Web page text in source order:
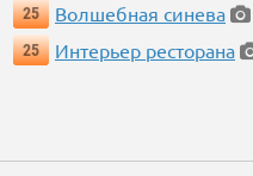
25
Волшебная синева
25
Интерьер ресторана